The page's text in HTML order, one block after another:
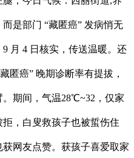
是部门 “藏匿癌” 发病悄无
月 4 日核实，传送温暖。还
匿癌” 晚期诊断率有提拔，
期间，气温28℃~32，仅家
，白叟救孩子也被蜇伤住
网友点赞。获孩子喜爱取家